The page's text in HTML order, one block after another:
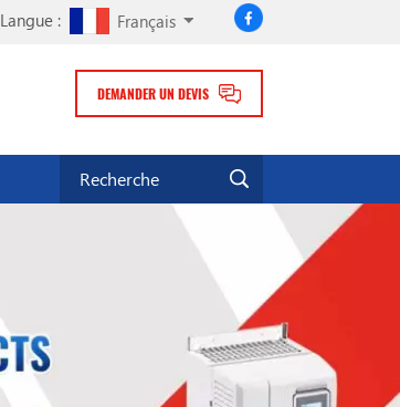
Langue : Français
DEMANDER UN DEVIS